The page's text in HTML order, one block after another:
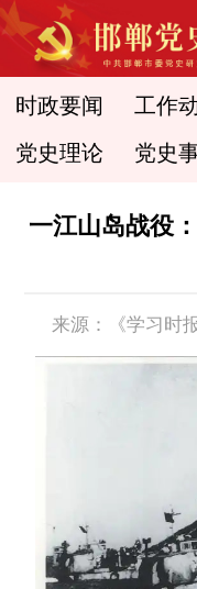
时政要闻 工作
党史理论 党史
一江山岛战役
来源：《学习时